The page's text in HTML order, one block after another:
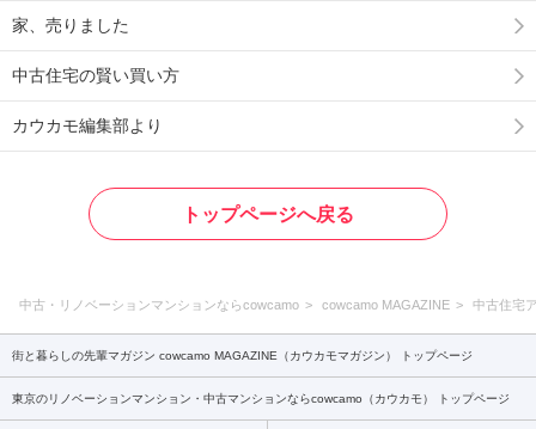
家、売りました
中古住宅の賢い買い方
カウカモ編集部より
トップページへ戻る
中古・リノベーションマンションならcowcamo cowcamo MAGAZINE 中古住宅
街と暮らしの先輩マガジン cowcamo MAGAZINE（カウカモマガジン） トップページ
東京のリノベーションマンション・中古マンションならcowcamo（カウカモ） トップページ